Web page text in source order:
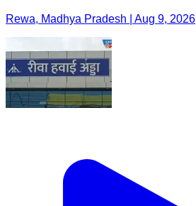
Rewa, Madhya Pradesh | Aug 9, 2026